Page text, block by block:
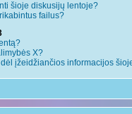
šioje diskusijų lentoje?
failus?
X?
įžeidžiančios informacijos